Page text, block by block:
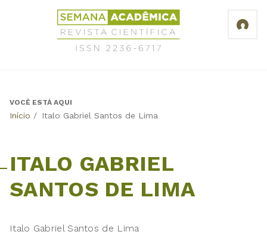
Revista
Científica
Semana
6717
Back
VOCÊ ESTÁ AQUI
Início / Italo Gabriel Santos de Lima
ITALO GABRIEL
SANTOS DE LIMA
Italo Gabriel Santos de Lima